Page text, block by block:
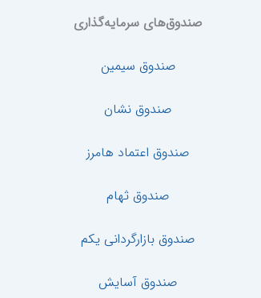
صندوق‌های سرمایه‌گذاری
صندوق سیمین
صندوق نشان
صندوق اعتماد هامرز
صندوق ثهام
صندوق بازارگردانی یکم
صندوق آسایش